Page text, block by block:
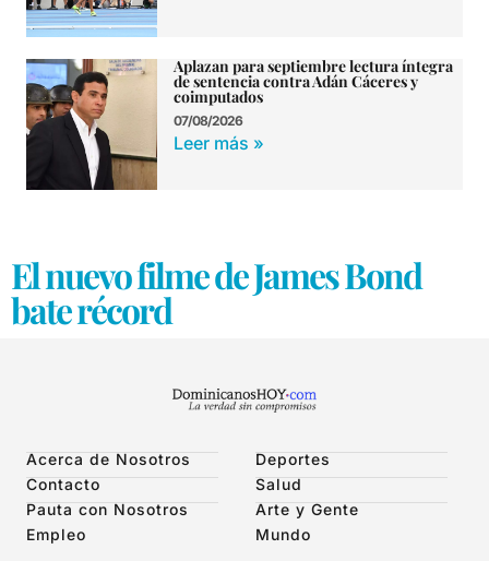
Aplazan para septiembre lectura íntegra
de sentencia contra Adán Cáceres y
coimputados
07/08/2026
Leer más »
El nuevo filme de James Bond
bate récord
Acerca de Nosotros
Contacto
Pauta con Nosotros
Empleo
Deportes
Salud
Arte y Gente
Mundo